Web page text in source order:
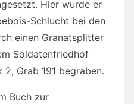
Hier wurde er
Schlucht bei den
einen Granatsplitter
Soldatenfriedhof
2, Grab 191 begraben.
Buch zur